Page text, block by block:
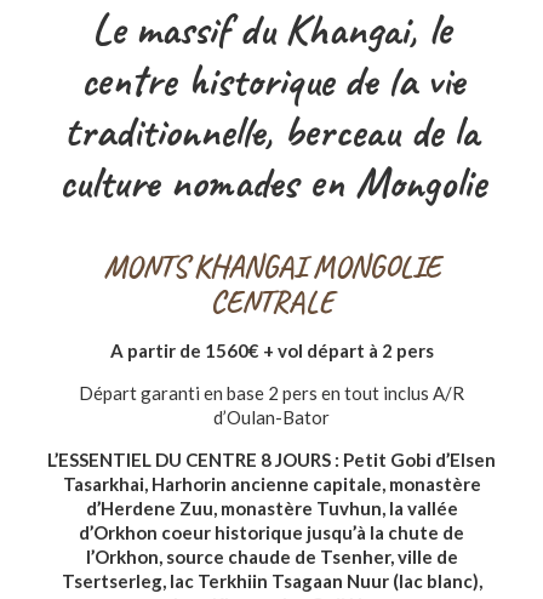
Le massif du Khangai, le
centre historique de la vie
traditionnelle, berceau de la
culture nomades en Mongolie
MONTS KHANGAI MONGOLIE
CENTRALE
A partir de 1560€ + vol départ à 2 pers
Départ garanti en base 2 pers en tout inclus A/R
d’Oulan-Bator
L’ESSENTIEL DU CENTRE 8 JOURS : Petit Gobi d’Elsen
Tasarkhai, Harhorin ancienne capitale, monastère
d’Herdene Zuu, monastère Tuvhun, la vallée
d’Orkhon coeur historique jusqu’à la chute de
l’Orkhon, source chaude de Tsenher, ville de
Tsertserleg, lac Terkhiin Tsagaan Nuur (lac blanc),